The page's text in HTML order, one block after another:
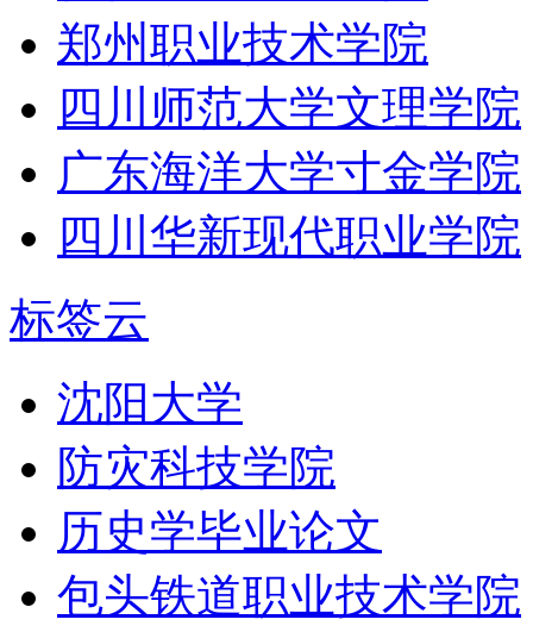
郑州职业技术学院
四川师范大学文理学院
广东海洋大学寸金学院
四川华新现代职业学院
标签云
沈阳大学
防灾科技学院
历史学毕业论文
包头铁道职业技术学院